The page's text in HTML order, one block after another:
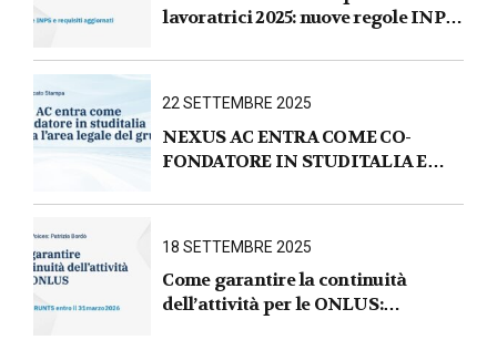
lavoratrici 2025: nuove regole INPS
22 SETTEMBRE 2025
NEXUS AC ENTRA COME CO-
FONDATORE IN STUDITALIA E
GRUPPO
18 SETTEMBRE 2025
Come garantire la continuità
dell’attività per le ONLUS :